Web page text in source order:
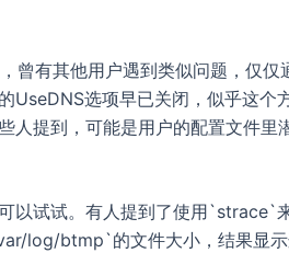
曾有其他用户遇到类似问题，仅仅
UseDNS选项早已关闭，似乎这个
人提到，可能是用户的配置文件里
以试试。有人提到了使用`strace`
log/btmp`的文件大小，结果显示